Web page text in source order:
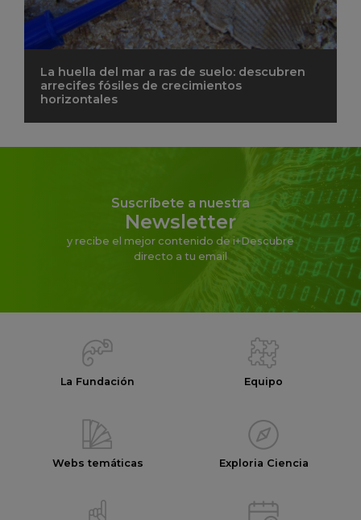
La huella del mar a ras de suelo: descubren
arrecifes fósiles de crecimientos
horizontales
Suscríbete a nuestra
Newsletter
y recibe el mejor contenido de i+Descubre
directo a tu email
La Fundación Equipo
Webs temáticas Exploria Ciencia